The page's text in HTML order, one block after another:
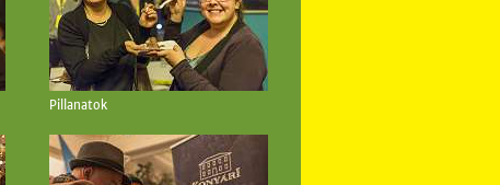
Pillanatok